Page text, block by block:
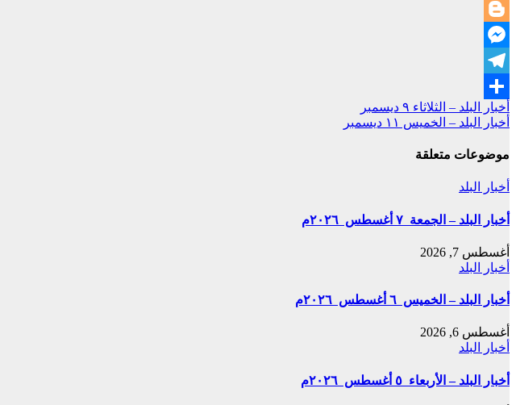
LinkedIn
Blogger
Messenger
Telegram
Share
تصفّح
المقالات
أخبار البلد – الثلاثاء ٩ ديسمبر
أخبار البلد – الخميس ١١ ديسمبر
موضوعات متعلقة
أخبار البلد
أخبار البلد – الجمعة ٧ أغسطس ٢٠٢٦م
أغسطس 7, 2026
أخبار البلد
أخبار البلد – الخميس ٦ أغسطس ٢٠٢٦م
أغسطس 6, 2026
أخبار البلد
أخبار البلد – الأربعاء ٥ أغسطس ٢٠٢٦م